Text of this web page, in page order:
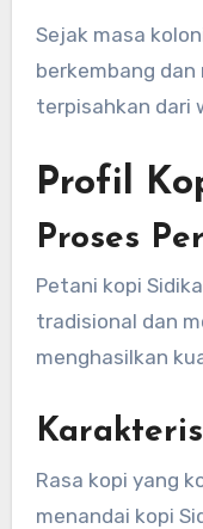
Sejak masa
berkembang
terpisahkan dari
Profil
Proses
Petani kopi
tradisional dan
menghasilkan
Rasa kopi yang
menandai kopi